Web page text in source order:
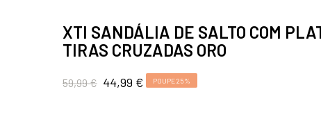
XTI SANDÁLIA DE SALTO COM
TIRAS CRUZADAS ORO
59,99 € 44,99 € POUPE 25%